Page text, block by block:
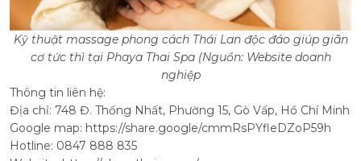
Kỹ thuật massage phong cách Thái Lan độc đáo giúp giãn
cơ tức thì tại Phaya Thai Spa (Nguồn: Website doanh
nghiệp
Thông tin liên hệ:
Địa chỉ: 748 Đ. Thống Nhất, Phường 15, Gò Vấp, Hồ Chí Minh
Google map: https://share.google/cmmRsPYfleDZoP59h
Hotline: 0847 888 835